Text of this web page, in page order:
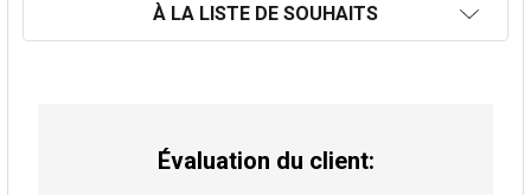
À LA LISTE DE SOUHAITS
Évaluation du client: